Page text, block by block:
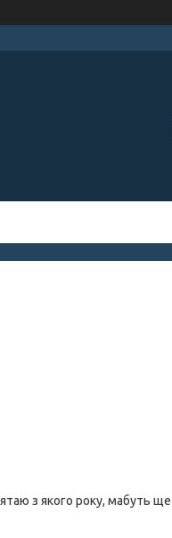
з якого року, мабуть